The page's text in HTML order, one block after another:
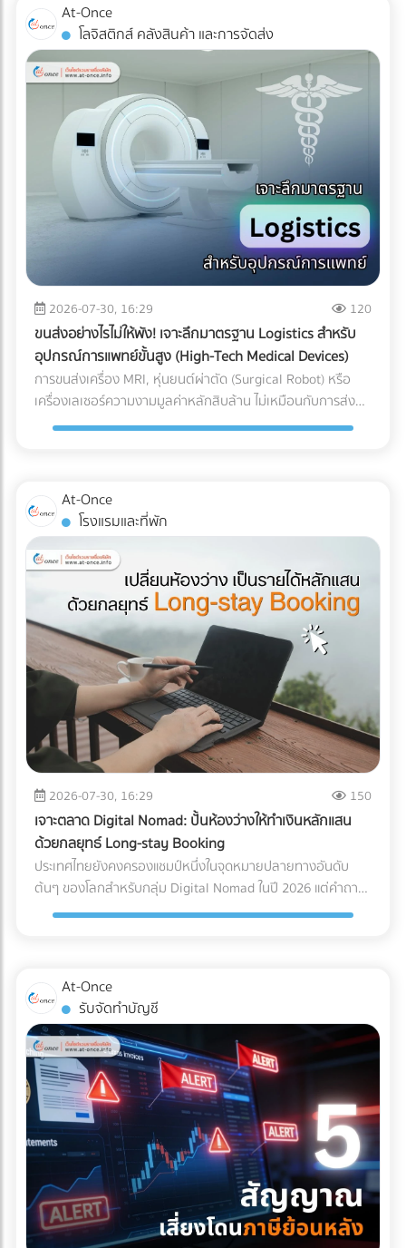
Supply Chain นวัตกรรมเปลี่ยนเกม: Solar Hybrid +
Industrial ESS ทำงานอย่างไร? ระบบนี้คือการรวมร่างกัน
ระหว่าง แผงโซลาร์เซลล์ (ผลิตไฟ) + อินเวอร์เตอร์แบบไฮบริด
(สลับแหล่งจ่ายไฟ) + แบตเตอรี่อุตสาหกรรม (กักเก็บไฟ) เมื่อมี
ระบบ Industrial ESS เข้ามา โรงงานของคุณจะเสมือนมี UPS
(เครื่องสำรองไฟ) ขนาดยักษ์คอยคุ้มกัน โดยระบบจะทำงานแบบไร้
รอยต่อ (Seamless Transition) เมื่อไฟจากการไฟฟ้าดับหรือ
กระชาก ระบบจะสลับไปดึงกระแสไฟจากแบตเตอรี่มาจ่ายให้
เครื่องจักรสำคัญ (Critical Loads) ทันทีในระดับเสี้ยววินาที ทำให้
สายการผลิตเดินหน้าต่อไปได้โดยที่เครื่องจักรไม่สะดุด ทำไมปี
2026 ถึงเป็น "จังหวะทอง" ในการลงทุนระบบ ESS? หากย้อน
กลับไปช่วงปี 2021-2022 แบตเตอรี่อุตสาหกรรมยังมีราคาสูงลิ่ว
จนหลายโรงงานถอดใจ แต่ในยุค 2026 เกมได้เปลี่ยนไปแล้วด้วย
ปัจจัยเหล่านี้: ราคาแบตเตอรี่ LFP ลดลงอย่างมีนัยสำคัญ:
เทคโนโลยีแบตเตอรี่ Lithium Iron Phosphate (LiFePO4)
สำหรับอุตสาหกรรม มีการผลิตในสเกลที่ใหญ่ขึ้นมาก ทำให้ราคา
ต่อกิโลวัตต์-ชั่วโมง (kWh) ถูกลงกว่าอดีตเกือบ 40% แถมยังมี
ความปลอดภัยสูง ไม่ติดไฟง่าย และอายุการใช้งานยาวนานกว่า
10,000 ไซเคิล (อ้างอิงจากรายงาน Bloomberg) ระบบ Peak
Shaving หั่นค่าไฟ TOU แบบอัจฉริยะ: โรงงานส่วนใหญ่ใช้ค่าไฟ
ในช่วงเวลานี้ เพื่อกดกราฟการใช้ไฟ (Peak Demand) ลง ช่วย
ลดค่า Demand Charge ในบิลค่าไฟได้อย่างมหาศาล ปลดล็อก
ข้อจำกัดทางกฎหมายและภาษี: ภาครัฐและ BOI มีการสนับสนุน
สิทธิประโยชน์ทางภาษีที่ชัดเจนขึ้น สำหรับการลงทุนด้านพลังงาน
สะอาดและการจัดการพลังงาน ทำให้ระยะเวลาคืนทุนสั้นลง
ประเมินความคุ้มค่า: สรุปแล้วคุ้มทุนหรือไม่? เพื่อความเข้าใจที่
ชัดเจน ลองดูตารางเปรียบเทียบระหว่างระบบเดิมกับระบบใหม่
ครับ คำตอบคือ: "คุ้มค่าอย่างแน่นอน" หากโรงงานของคุณจัด
อยู่ในกลุ่มที่มูลค่าความเสียหายจากไฟดับ 1 ครั้ง มีมูลค่าสูง (เช่น
โรงงานพลาสติก, เซมิคอนดักเตอร์, อาหารแช่แข็ง, ยาและ
เวชภัณฑ์) การมีระบบ Industrial ESS จะเปรียบเสมือนการซื้อ
"ประกันภัยความเสี่ยงทางธุรกิจ" ที่แถมโบนัสเป็นการช่วยหั่นค่าไฟ
ในทุกๆ เดือน ยกระดับโรงงานสู่ความยั่งยืนแบบไม่มีสะดุด ในปี
2026 การติดตั้ง Solar Cell สำหรับธุรกิจ B2B ไม่ได้จบแค่เรื่อง
การลดค่าไฟ แต่คือการบริหารความเสี่ยง (Risk Management)
และตอบรับกระแสลดคาร์บอน (ESG/Carbon Footprint) เพื่อ
รักษาความสามารถในการแข่งขันบนเวทีโลก การออกแบบระบบ
Solar Hybrid และ Industrial ESS ต้องอาศัยความเชี่ยวชาญ
ทางวิศวกรรมขั้นสูง ทั้งการคำนวณโหลดไฟฟ้า การเลือกขนาด
แบตเตอรี่ และการขออนุญาตขนานไฟอย่างถูกต้อง หากคุณเป็น
บริษัทรับติดตั้งโซลาร์เซลล์อุตสาหกรรมชั้นนำของประเทศไทยได้
ฟรีที่ At-once แพลตฟอร์มที่เชื่อมโยงธุรกิจ B2B ให้เจอกับพาร์ท
เนอร์ตัวจริง ช่วยให้โรงงานของคุณเดินหน้าต่อได้อย่างมั่นคง
และไม่มีวันสะดุด!
เทคโนโลยี Web-AR (Web-based Augmented Reality) Web-
AR: สัมผัสประสบการณ์ 3D โดยไม่ต้องโหลดแอปฯ ข้อเสียของ
การทำ AR ในอดีตคือลูกค้าต้องเสียเวลาดาวน์โหลด
แอปพลิเคชัน (App-based AR) ซึ่งสร้างความรำคาญใจ แต่
Web-AR ทลายข้อจำกัดนั้นทิ้งไป เพียงแค่ลูกค้าใช้กล้องสมาร์ต
โฟนสแกน QR Code บนโบรชัวร์ โมเดล 3D ของเครื่องจักรของ
คุณก็สามารถลอยขึ้นมาบนโต๊ะประชุมของพวกเขาได้ทันที! ทำไม
ธุรกิจ B2B ถึงควรใช้ Web-AR ในสื่อสิ่งพิมพ์? ย่อของใหญ่ ให้มา
อยู่บนโต๊ะประชุม: คุณไม่สามารถพกเครื่องจักรหนัก 2 ตันไปเสนอ
ขายลูกค้าได้ แต่ Web-AR ช่วยให้ลูกค้าซูมดูรายละเอียด รวมถึง
กลไกภายใน และหมุนดูสินค้าได้ 360 องศาผ่านมือถือหรือ Tablet
เปลี่ยนสิ่งพิมพ์ให้วัดผลได้ (Measurable ROI): โบรชัวร์ปกติเรา
ไม่รู้เลยว่าลูกค้าอ่านหน้าไหน แต่ Web-AR สามารถเก็บ Data ได้
ว่าลูกค้าสแกน QR Code จากพื้นที่ไหน สแกนกี่ครั้ง และใช้เวลาดู
โมเดล 3D นานเท่าไร สร้าง Wow Experience ทันที: ผู้บริหาร
B2B มีเวลาจำกัด การทำให้พวกเขา "ว้าว" ตั้งแต่ 10 วินาทีแรกที่
เห็นสินค้า ช่วยเพิ่มโอกาสในการขอเข้าพบ (Pitching) ได้มหาศาล
การลงทุนทำ Web-AR บนแคตตาล็อกสินค้าเพียงครั้งเดียว
สามารถนำไปใช้งานซ้ำได้ทั้งในงานอีเวนต์ (Exhibition) และการ
ส่ง Direct Mail ไปหาลูกค้าระดับ VIP พร้อมที่จะฉีกกฎการทำสื่อ
Marketing Agency และผู้เชี่ยวชาญด้านการพัฒนา Web-AR
และ 3D Model ที่พร้อมเปลี่ยนโบรชัวร์ของคุณให้กลายเป็น
พนักงานขายมือทอง ค้นหาพาร์ทเนอร์ที่ใช่ได้เลยวันนี้! ที่นี่!
At-Once
โลจิสติกส์ คลังสินค้า และการจัดส่ง
2026-07-30, 16:29 120
ขนส่งอย่างไรไม่ให้พัง! เจาะลึกมาตรฐาน Logistics สำหรับ
อุปกรณ์การแพทย์ขั้นสูง (High-Tech Medical Devices)
การขนส่งเครื่อง MRI, หุ่นยนต์ผ่าตัด (Surgical Robot) หรือ
เครื่องเลเซอร์ความงามมูลค่าหลักสิบล้าน ไม่เหมือนกับการส่ง
พัสดุทั่วไป เพราะความเสียหายของเครื่องมือแพทย์ขั้นสูงเหล่านี้
มิลลิเมตรเดียวส่งผลโดยตรงต่อการวินิจฉัยโรคและชีวิตของผู้
ป่วย หากเกิดความเสียหายระหว่างขนส่ง นอกจากประกันสินค้า
อาจขาดแล้ว ความน่าเชื่อถือขององค์กรก็จะลดลงทันที บทความ
นี้จะพาคุณไปเจาะลึกความเสี่ยง และมาตรฐาน Logistics ที่ธุรกิจ
เครื่องมือแพทย์ต้องรู้ในปี 2026 ครับ 3 ความเสี่ยงแฝงที่เครื่อง
มือแพทย์ต้องเผชิญระหว่างขนส่ง การใช้รถบรรทุกธรรมดาเพื่อ
ขนส่งอุปกรณ์ที่เปราะบาง ถือเป็นการรับความเสี่ยงที่ได้ไม่คุ้มเสีย
นี่คือ 3 ปัญหาหลักที่มักทำให้อุปกรณ์พังจากภายใน: แรงสั่น
สะเทือน (Vibration & Micro-shocks): เลนส์ เลเซอร์ และ
เซนเซอร์ภายในอุปกรณ์มีความเปราะบางสูงมาก แรงสั่นสะเทือน
จากพื้นถนนที่ไม่ราบเรียบสม่ำเสมอ สามารถทำให้แผงวงจรหลวม
หรือระบบเซนเซอร์รวนได้โดยที่ภายนอกยังดูปกติสมบูรณ์ การ
เปลี่ยนแปลงอุณหภูมิและความชื้น (Temperature & Humidity
Excursions): อุปกรณ์อิเล็กทรอนิกส์ทางการแพทย์หลายชนิดมี
ข้อกำหนดเรื่องอุณหภูมิที่ชัดเจน การอยู่ในตู้ขนส่งที่ร้อนอบอ้า
วนานๆ หรือเจอความชื้นสูง อาจทำให้เกิดสนิม คราบตะกรัน หรือ
ไฟฟ้าลัดวงจรเมื่อเปิดใช้งาน การเอียงและการกระแทก (Tilt &
Drop): เครื่องมือขนาดใหญ่บางชนิดถูกระบุไว้ในคู่มือวิศวกรรม
เลยว่า "ห้ามเอียงเกินกี่องศา" การใช้พนักงานยกของ (Porter)
ทั่วไปที่ไม่มีความเชี่ยวชาญ อาจทำให้สารทำความเย็นรั่วไหล หรือ
บริการขนส่ง (3PL) ระดับพรีเมียมที่จะมาดูแลสินค้าหลักล้านของ
คุณ ควรต้องมีคุณสมบัติและเทคโนโลยีที่ออกแบบมาเพื่อการ
แพทย์โดยเฉพาะ ดังนี้: รถขนส่งระบบกันสะเทือนแบบถุงลม (Air-
Ride Suspension): นี่คือหัวใจสำคัญ! ต้องใช้รถบรรทุกที่ติดตั้ง
ช่วงล่างแบบถุงลมเท่านั้น เพื่อดูดซับแรงสั่นสะเทือนและแรง
กระแทกจากพื้นถนนให้เหลือน้อยที่สุด คุ้มครองเซนเซอร์ภายใน
เครื่องจักรให้อยู่ในสภาพ 100% บริการ White Glove Service:
การขนส่งระดับนี้ไม่ได้จบแค่การดรอปของไว้หน้าประตูโรง
พยาบาล แต่ทีมขนส่งต้องมีความเชี่ยวชาญในการแกะกล่อง
(Unpacking) นำเครื่องมือเข้าไปติดตั้งยังห้องปฏิบัติการที่ซับ
ซ้อน และจัดการนำขยะบรรจุภัณฑ์กลับไปทิ้งอย่างถูกวิธี
มาตรฐานคุณภาพระดับสากล (Certifications): พาร์ทเนอร์ด้าน
At-Once
โรงแรมและที่พัก
2026-07-30, 16:29 150
เจาะตลาด Digital Nomad: ปั้นห้องว่างให้ทำเงินหลักแสน
ด้วยกลยุทธ์ Long-stay Booking
ประเทศไทยยังคงครองแชมป์หนึ่งในจุดหมายปลายทางอันดับ
ต้นๆ ของโลกสำหรับกลุ่ม Digital Nomad ในปี 2026 แต่คำถาม
ที่น่าสนใจคือ... ทำไมรายได้มหาศาลจากคนกลุ่มนี้ ถึงไปตกอยู่กับ
Agencies) และขายห้องพักแบบ "รายวัน" ซึ่งไม่ตอบโจทย์ชาว
Nomad ที่ต้องการพำนักระยะยาว (1-6 เดือน) หากคุณเป็น
เจ้าของโรงแรมหรือผู้บริหารที่ต้องการเพิ่ม Occupancy Rate
โดยเฉพาะในช่วง Low Season นี่คือจังหวะทองในการปรับ
กลยุทธ์ครับ ทำไมการตลาดแบบเดิมถึงปิดการขายกลุ่ม Nomad
ไม่ได้? พฤติกรรมการจองที่พักของกลุ่ม Digital Nomad นั้นต่าง
จากนักท่องเที่ยวทั่วไปอย่างสิ้นเชิง พวกเขาไม่ได้มองหาสระว่าย
น้ำสวยๆ หรืออาหารเช้าแบบบุฟเฟต์เป็นอันดับแรก แต่พวกเขา
กำลังมองหา "ออฟฟิศส่วนตัวที่พักผ่อนได้" 3 กลยุทธ์เปลี่ยน
โรงแรมให้เป็น Nomad Hub ที่ทำกำไรสูงสุด หากต้องการดึงดูด
ลูกค้ากลุ่มนี้ให้ยอมจ่ายเงินหลักหมื่นถึงหลักแสนเพื่อเข้าพักระยะ
ยาว คุณต้องปรับแต่งการนำเสนอใหม่ ดังนี้: 1. สร้าง Landing
At-Once
รับจัดทำบัญชี